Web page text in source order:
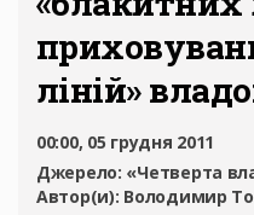
ліній»
00:00, 05 грудня 2011
Джерело: «Четверта
Автор(и): Володимир